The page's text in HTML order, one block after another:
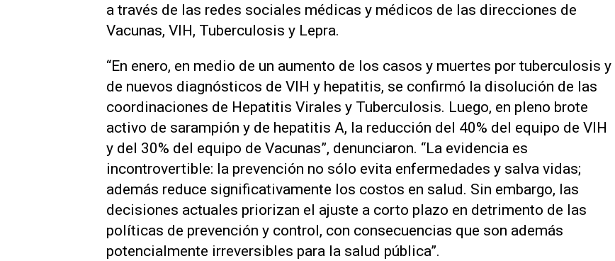
a través de las redes sociales médicas y médicos de las direcciones de
Vacunas, VIH, Tuberculosis y Lepra.
“En enero, en medio de un aumento de los casos y muertes por tuberculosis y
de nuevos diagnósticos de VIH y hepatitis, se confirmó la disolución de las
coordinaciones de Hepatitis Virales y Tuberculosis. Luego, en pleno brote
activo de sarampión y de hepatitis A, la reducción del 40% del equipo de VIH
y del 30% del equipo de Vacunas”, denunciaron. “La evidencia es
incontrovertible: la prevención no sólo evita enfermedades y salva vidas;
además reduce significativamente los costos en salud. Sin embargo, las
decisiones actuales priorizan el ajuste a corto plazo en detrimento de las
políticas de prevención y control, con consecuencias que son además
potencialmente irreversibles para la salud pública”.